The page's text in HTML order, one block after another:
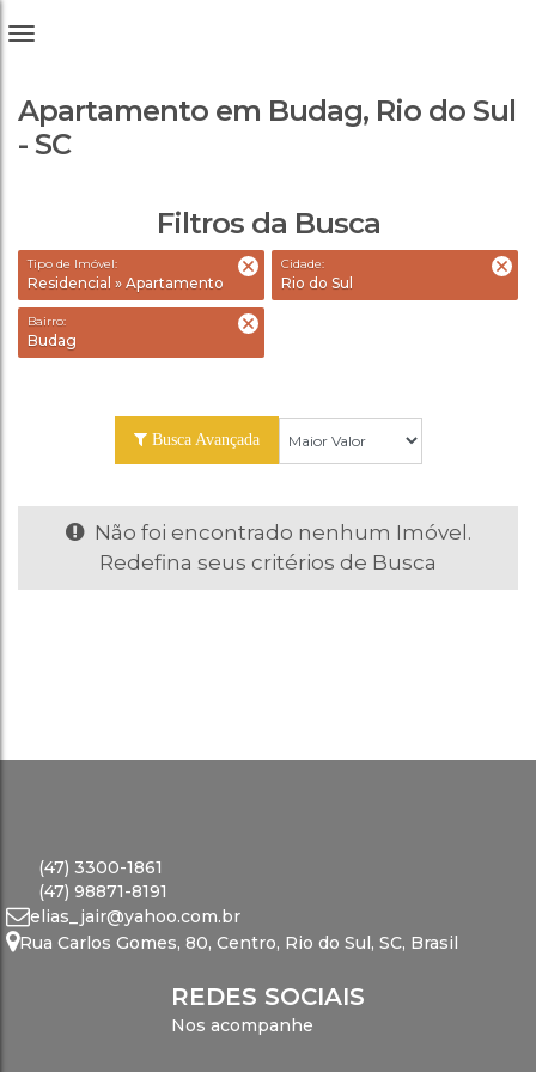
Apartamento em Budag, Rio do Sul
- SC
Filtros da Busca
Tipo de Imóvel:
Residencial » Apartamento
Cidade:
Rio do Sul
Bairro:
Budag
Busca Avançada
Não foi encontrado nenhum Imóvel.
Redefina seus critérios de Busca
(47) 3300-1861
(47) 98871-8191
elias_jair@yahoo.com.br
Rua Carlos Gomes, 80, Centro, Rio do Sul, SC, Brasil
REDES SOCIAIS
Nos acompanhe